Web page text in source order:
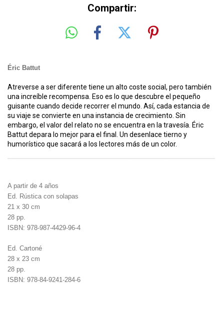
Compartir:
Éric Battut
Atreverse a ser diferente tiene un alto coste social, pero también
una increíble recompensa. Eso es lo que descubre el pequeño
guisante cuando decide recorrer el mundo. Así, cada estancia de
su viaje se convierte en una instancia de crecimiento. Sin
embargo, el valor del relato no se encuentra en la travesía. Éric
Battut depara lo mejor para el final. Un desenlace tierno y
humorístico que sacará a los lectores más de un color.
A partir de 4 años
Ed. Rústica con solapas
21 x 30 cm
28 pp.
ISBN: 978-987-4429-96-4
Ed. Cartoné
28 x 23 cm
28 pp.
ISBN: 978-84-9241-284-6